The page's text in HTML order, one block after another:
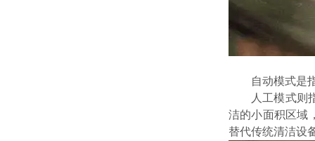
自动模式是
人工模式则
洁的小面积区域
替代传统清洁设